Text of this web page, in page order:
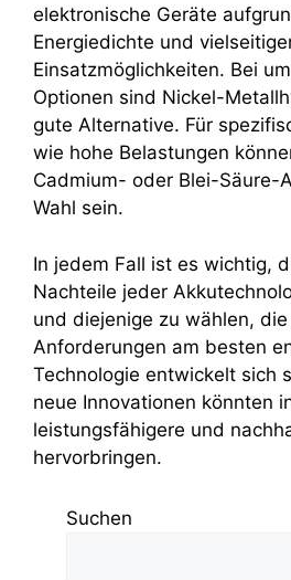
elektronische Geräte
Energiedichte und
Einsatzmöglichkeiten. Bei
Optionen sind Nickel-
gute Alternative. Für
wie hohe Belastungen
Cadmium- oder Blei-Säure-
Wahl sein.
In jedem Fall ist es wichtig,
Nachteile jeder
und diejenige zu wählen,
Anforderungen am besten
Technologie entwickelt sich
neue Innovationen könnten
leistungsfähigere und
hervorbringen.
Suchen